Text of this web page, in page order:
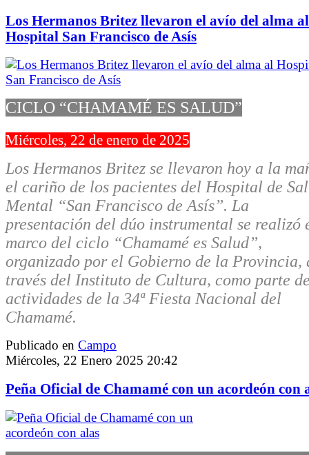
Los Hermanos Britez llevaron el avío del alma al
Hospital San Francisco de Asís
CICLO “CHAMAMÉ ES SALUD”
Miércoles, 22 de enero de 2025
Los Hermanos Britez se llevaron hoy a la
el cariño de los pacientes del Hospital de
Mental “San Francisco de Asís”. La
presentación del dúo instrumental se realizó
marco del ciclo “Chamamé es Salud”,
organizado por el Gobierno de la Provincia,
través del Instituto de Cultura, como parte
actividades de la 34ª Fiesta Nacional del
Chamamé.
Publicado en Campo
Miércoles, 22 Enero 2025 20:42
Peña Oficial de Chamamé con un acordeón con